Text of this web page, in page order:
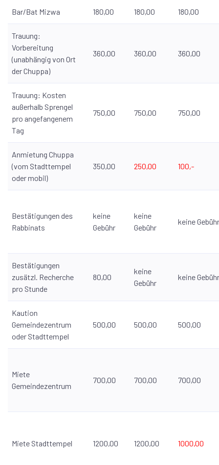
Bar/Bat Mizwa 180,00 180,00 180,00
Trauung:
Vorbereitung
(unabhängig von Ort
der Chuppa)
360,00 360,00 360,00
Trauung: Kosten
außerhalb Sprengel
pro angefangenem
Tag
750,00 750,00 750,00
Anmietung Chuppa
(vom Stadttempel
oder mobil)
350,00 250,00 100,-
Bestätigungen des
Rabbinats
keine
Gebühr
keine
Gebühr
keine Gebühr
Bestätigungen
zusätzl. Recherche
pro Stunde
80,00
keine
Gebühr
keine Gebühr
Kaution
Gemeindezentrum
oder Stadttempel
500,00 500,00 500,00
Miete
Gemeindezentrum
700,00 700,00 700,00
Miete Stadttempel 1200,00 1200,00 1000,00